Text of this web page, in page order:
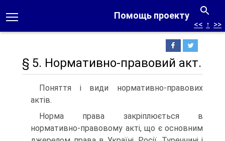
Помощь проекту
<< ↑ >>
§ 5. Нормативно-правовий акт.
Поняття і види нормативно-правових
актів.
Норма права закріплюється в
нормативно-правовому акті, що є основним